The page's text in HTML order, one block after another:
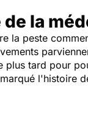
la
la peste
plus tard pour
l'histoire